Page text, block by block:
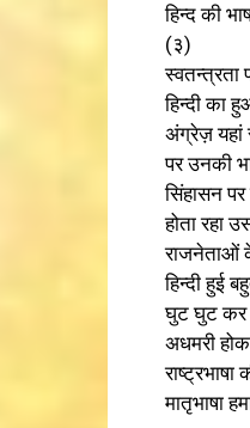
हिन्द की
(३)
स्वतन्त्रता
हिन्दी का
अंग्रेज़
पर उनकी
सिंहासन पर
होता रहा
हिन्दी हुई
घुट घुट कर
अधमरी
मातृभाषा